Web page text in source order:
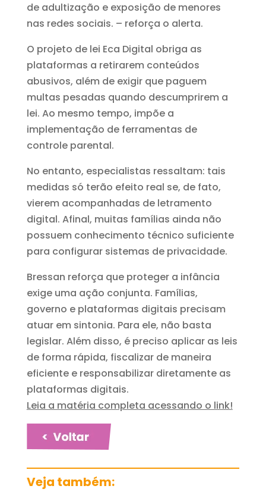
de adultização e exposição de menores
nas redes sociais. – reforça o alerta.
O projeto de lei Eca Digital obriga as
plataformas a retirarem conteúdos
abusivos, além de exigir que paguem
multas pesadas quando descumprirem a
lei. Ao mesmo tempo, impõe a
implementação de ferramentas de
controle parental.
No entanto, especialistas ressaltam: tais
medidas só terão efeito real se, de fato,
vierem acompanhadas de letramento
digital. Afinal, muitas famílias ainda não
possuem conhecimento técnico suficiente
para configurar sistemas de privacidade.
Bressan reforça que proteger a infância
exige uma ação conjunta. Famílias,
governo e plataformas digitais precisam
atuar em sintonia. Para ele, não basta
legislar. Além disso, é preciso aplicar as leis
de forma rápida, fiscalizar de maneira
eficiente e responsabilizar diretamente as
plataformas digitais.
Leia a matéria completa acessando o link!
Veja também: